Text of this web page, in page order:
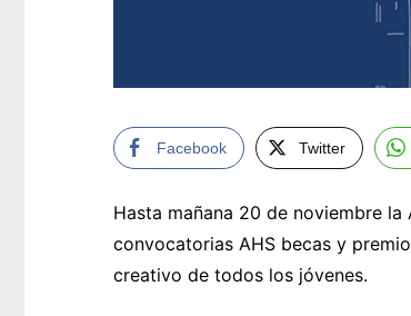
Facebook Twitter
Hasta mañana 20 de noviembre
convocatorias AHS becas y
creativo de todos los jóvenes.